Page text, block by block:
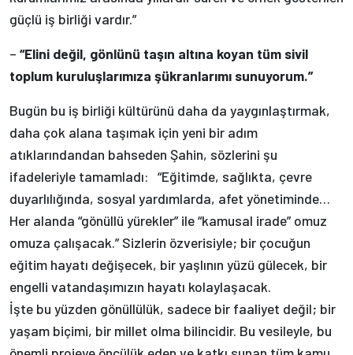
güçlü iş birliği vardır.”
– “Elini değil, gönlünü taşın altına koyan tüm sivil
toplum kuruluşlarımıza şükranlarımı sunuyorum.”
Bugün bu iş birliği kültürünü daha da yaygınlaştırmak,
daha çok alana taşımak için yeni bir adım
atıklarındandan bahseden Şahin, sözlerini şu
ifadeleriyle tamamladı: “Eğitimde, sağlıkta, çevre
duyarlılığında, sosyal yardımlarda, afet yönetiminde…
Her alanda “gönüllü yürekler” ile “kamusal irade” omuz
omuza çalışacak.” Sizlerin özverisiyle; bir çocuğun
eğitim hayatı değişecek, bir yaşlının yüzü gülecek, bir
engelli vatandaşımızın hayatı kolaylaşacak.
İşte bu yüzden gönüllülük, sadece bir faaliyet değil; bir
yaşam biçimi, bir millet olma bilincidir. Bu vesileyle, bu